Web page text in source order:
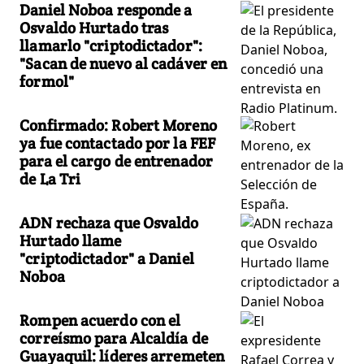
Daniel Noboa responde a
Osvaldo Hurtado tras
llamarlo "criptodictador":
"Sacan de nuevo al cadáver en
formol"
Confirmado: Robert Moreno
ya fue contactado por la FEF
para el cargo de entrenador
de La Tri
ADN rechaza que Osvaldo
Hurtado llame
"criptodictador" a Daniel
Noboa
Rompen acuerdo con el
correísmo para Alcaldía de
Guayaquil: líderes arremeten